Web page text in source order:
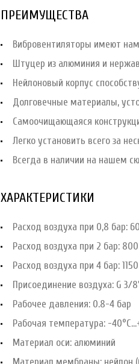
ПРЕИМУЩЕСТВА
Вибровентиляторы имеют
Штуцер из алюминия и
Нейлоновый корпус
Долговечные материалы,
Самоочищающаяся
Легко установить всего за
Всегда в наличии на нашем
ХАРАКТЕРИСТИКИ
Расход воздуха при 0,8 бар:
Расход воздуха при 2 бар:
Расход воздуха при 4 бар:
Присоединение воздуха: G 3/
Рабочее давления: 0.8-4 бар
Рабочая температура: -
Материал оси: алюминий
Материал мембраны: нейлон